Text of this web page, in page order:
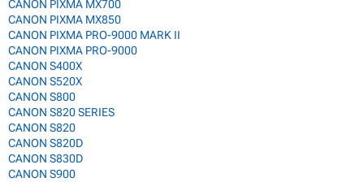
CANON PIXMA MX700
CANON PIXMA MX850
CANON PIXMA PRO-9000 MARK II
CANON PIXMA PRO-9000
CANON S400X
CANON S520X
CANON S800
CANON S820 SERIES
CANON S820
CANON S820D
CANON S830D
CANON S900